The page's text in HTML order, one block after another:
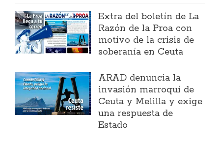
Extra del boletín de La
Razón de la Proa con
motivo de la crisis de
soberanía en Ceuta
ARAD denuncia la
invasión marroquí de
Ceuta y Melilla y exige
una respuesta de
Estado